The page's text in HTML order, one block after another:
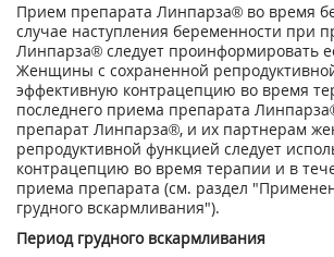
Прием препарата Линпарза® во время
случае наступления беременности при
Линпарза® следует проинформировать
Женщины с сохраненной
эффективную контрацепцию во время
последнего приема препарата Линпарза
препарат Линпарза®, и их партнерам
репродуктивной функцией следует
контрацепцию во время терапии и в
приема препарата (см. раздел
грудного вскармливания").
Период грудного вскармливания